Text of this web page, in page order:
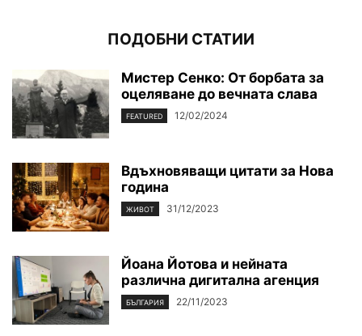
ПОДОБНИ СТАТИИ
Мистер Сенко: От борбата за
оцеляване до вечната слава
FEATURED 12/02/2024
Вдъхновяващи цитати за Нова
година
ЖИВОТ 31/12/2023
Йоана Йотова и нейната
различна дигитална агенция
БЪЛГАРИЯ 22/11/2023